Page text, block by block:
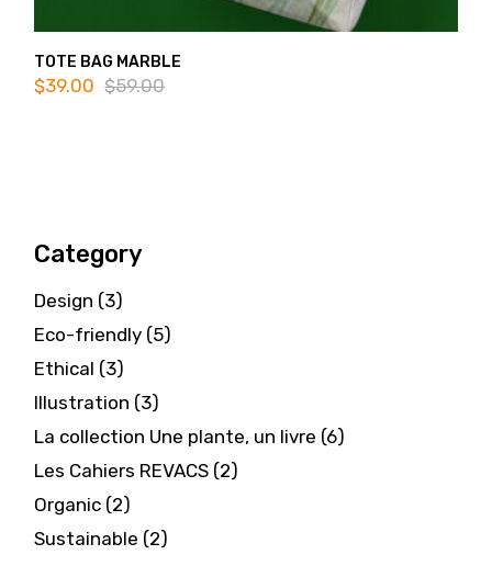
TOTE BAG MARBLE
$59.00
Original
$39.00
Current
Category
Design 33
products
Eco-friendly 55
products
Ethical 33
products
Illustration 33
products
La collection Une plante, un livre 66
products
Les Cahiers REVACS 22
products
Organic 22
products
Sustainable 22
products